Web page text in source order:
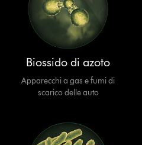
Biossido di azoto
Apparecchi a gas e fumi di
scarico delle auto